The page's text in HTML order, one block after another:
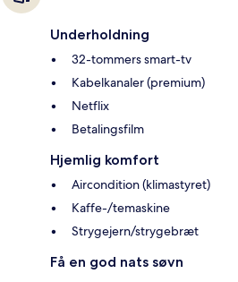
Underholdning
32-tommers smart-tv
Kabelkanaler (premium)
Netflix
Betalingsfilm
Hjemlig komfort
Aircondition (klimastyret)
Kaffe-/temaskine
Strygejern/strygebræt
Få en god nats søvn